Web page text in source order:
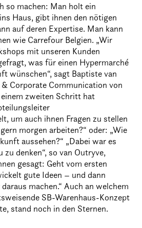
so machen: Man holt ein
Haus, gibt ihnen den nötigen
auf deren Expertise. Man kann
wie Carrefour Belgien. „Wir
mit unseren Kunden
was für einen Hypermarché
wünschen“, sagt Baptiste van
Corporate Communication von
zweiten Schritt hat
um auch ihnen Fragen zu stellen
morgen arbeiten?“ oder: „Wie
aussehen?“ „Dabei war es
denken“, so van Outryve,
gesagt: Geht vom ersten
gute Ideen – und dann
machen.“ Auch an welchem
SB-Warenhaus-Konzept
stand noch in den Sternen.